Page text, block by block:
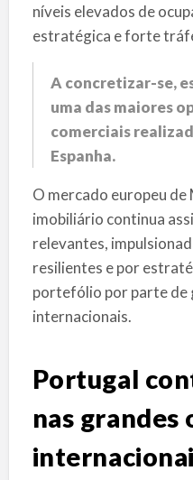
níveis elevados de
estratégica e forte
A concretizar-se,
uma das maiores
comerciais
Espanha.
O mercado europeu
imobiliário continua
relevantes,
resilientes e por
portefólio por parte de
internacionais.
Portugal
nas grandes